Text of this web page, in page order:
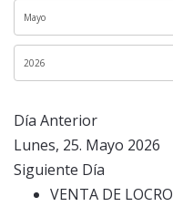
Día Anterior
Lunes, 25. Mayo 2026
Siguiente Día
VENTA DE LOCRO